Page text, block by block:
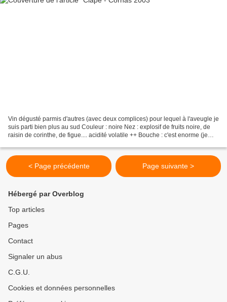
Vin dégusté parmis d'autres (avec deux complices) pour lequel à l'aveugle je
suis parti bien plus au sud Couleur : noire Nez : explosif de fruits noire, de
raisin de corinthe, de figue.... acidité volatile ++ Bouche : c'est enorme (je
< Page précédente Page suivante >
Hébergé par Overblog
Top articles
Pages
Contact
Signaler un abus
C.G.U.
Cookies et données personnelles